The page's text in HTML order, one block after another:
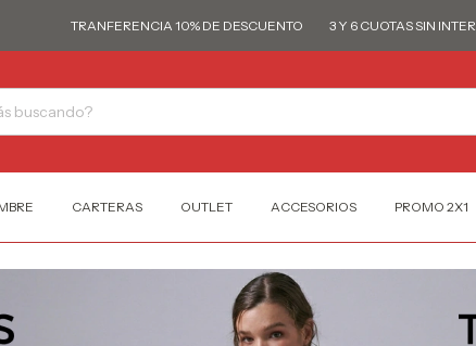
TRANFERENCIA 10% DE DESCUENTO 3 Y 6 CUOTAS SIN INTERÉS
CARTERAS OUTLET ACCESORIOS PROMO 2X1